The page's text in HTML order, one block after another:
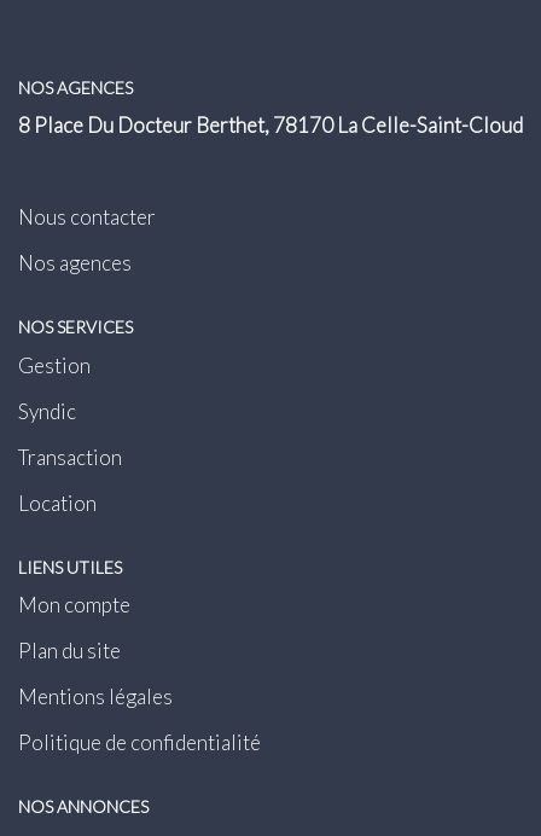
NOS AGENCES
8 Place Du Docteur Berthet, 78170 La Celle-Saint-Cloud
Nous contacter
Nos agences
NOS SERVICES
Gestion
Syndic
Transaction
Location
LIENS UTILES
Mon compte
Plan du site
Mentions légales
Politique de confidentialité
NOS ANNONCES